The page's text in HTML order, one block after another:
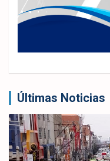
Últimas Noticias